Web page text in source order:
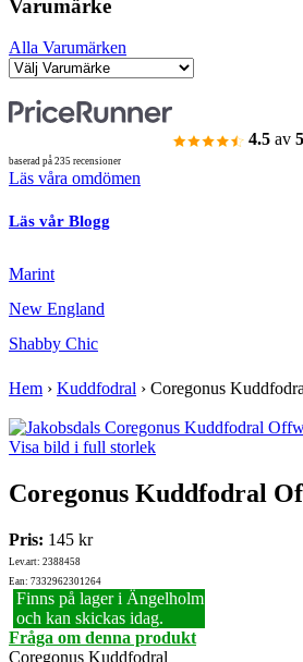
Varumärke
Alla Varumärken
4.5 av
baserad på 235 recensioner
Läs våra omdömen
Läs vår Blogg
Marint
New England
Shabby Chic
Hem › Kuddfodral › Coregonus
Visa bild i full storlek
Coregonus Kuddfodral
Pris: 145 kr
Lev.art: 2388458
Ean: 7332962301264
Finns på lager i Ängelholm
och kan skickas idag.
Fråga om denna produkt
Coregonus Kuddfodral